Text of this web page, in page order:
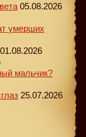
05.08.2026
умерших
01.08.2026
мальчик?
25.07.2026